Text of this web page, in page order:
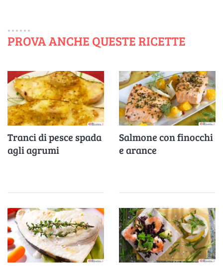
PROVA ANCHE QUESTE RICETTE
Tranci di pesce spada
agli agrumi
Salmone con finocchi
e arance